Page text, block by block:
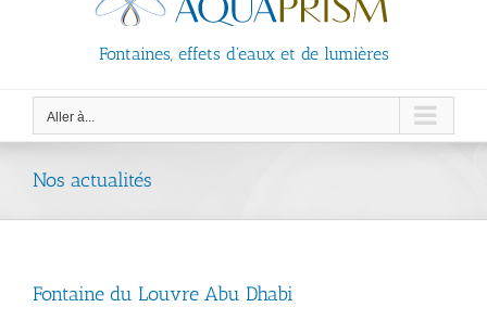
Fontaines, effets d'eaux et de lumières
Aller à...
Nos actualités
Fontaine du Louvre Abu Dhabi